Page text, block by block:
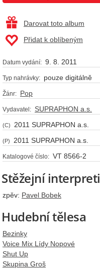
Darovat toto album
Přidat k oblíbeným
Datum vydání: 9. 8. 2011
Typ nahrávky: pouze digitálně
Žánr: Pop
Vydavatel: SUPRAPHON a.s.
(C) 2011 SUPRAPHON a.s.
(P) 2011 SUPRAPHON a.s.
Katalogové číslo: VT 8566-2
Stěžejní interpreti
zpěv: Pavel Bobek
Hudební tělesa
Bezinky
Voice Mix Lídy Nopové
Shut Up
Skupina Groš